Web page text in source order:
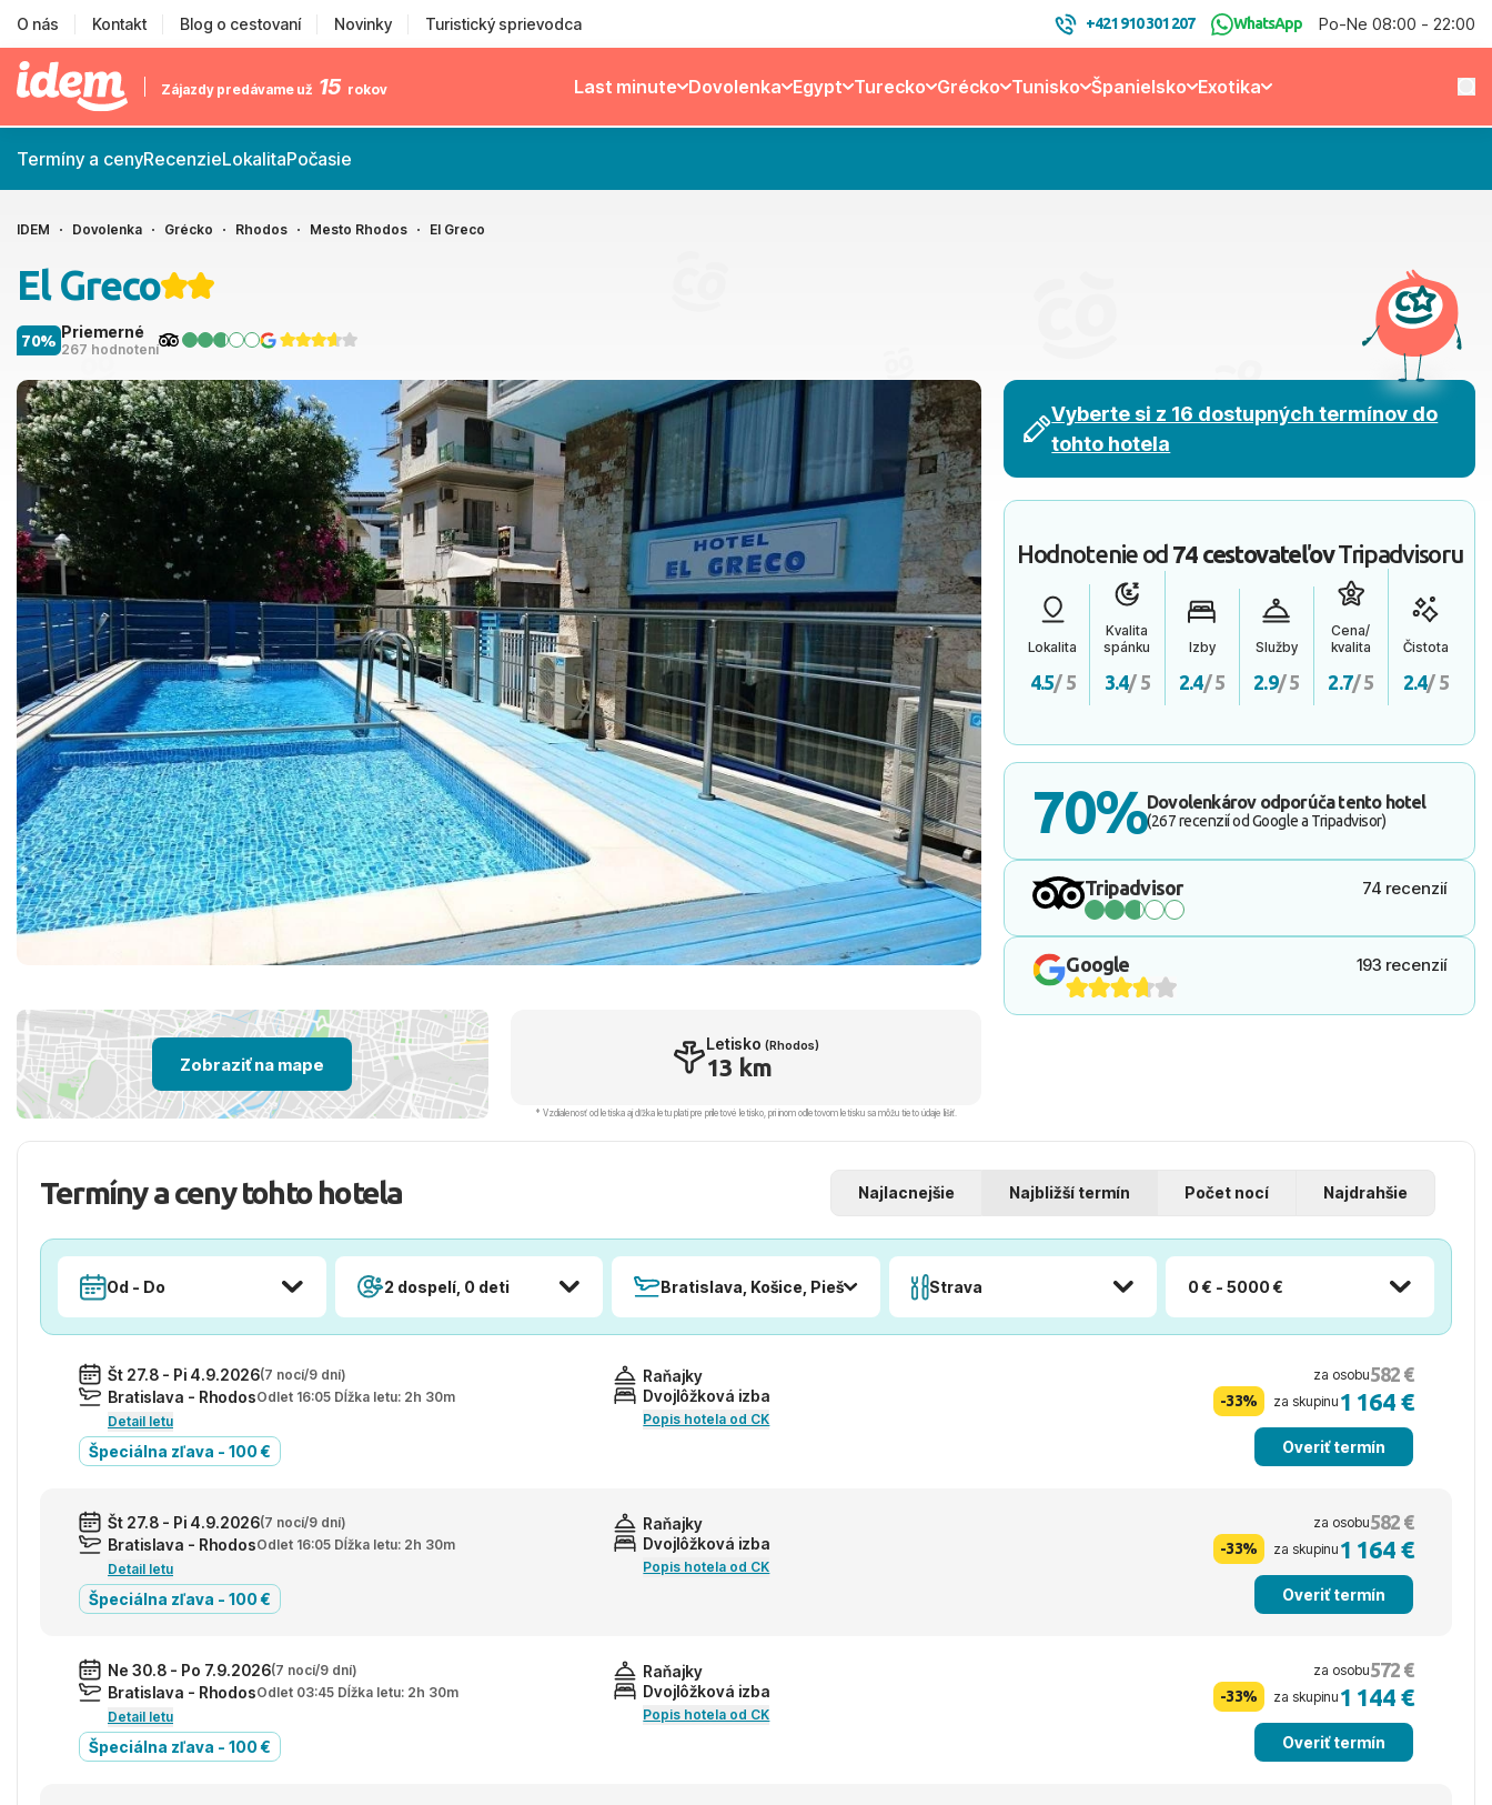
O nás Kontakt Blog o cestovaní Novinky Turistický sprievodca +421 910 301 207 WhatsApp Po-Ne 08:00 - 22:00
Zájazdy predávame už 15 rokov Last minute Dovolenka Egypt Turecko Grécko Tunisko Španielsko Exotika
Termíny a cenyRecenzieLokalitaPočasie
IDEM Dovolenka Grécko Rhodos Mesto Rhodos El Greco
El Greco
Priemerné
267 hodnotení
70%
Vyberte si z 16 dostupných termínov do
tohto hotela
Hodnotenie od 74 cestovateľovTripadvisoru
Lokalita
4.5/ 5
Kvalita
spánku
3.4/ 5
Izby
2.4/ 5
Služby
2.9/ 5
Cena/
kvalita
2.7/ 5
Čistota
2.4/ 5
70%Dovolenkárov odporúča tento hotel
(267 recenzií od Google a Tripadvisor)
Tripadvisor 74 recenzií
Google 193 recenzií
Zobraziť na mape
Letisko (Rhodos)
13 km
* Vzdialenosť od letiska aj dľžka letu platí pre príletové letisko, pri inom odletovom letisku sa môžu tieto údaje líšiť.
Termíny a ceny tohto hotela Najlacnejšie Najbližší termín Počet nocí Najdrahšie
Od - Do 2 dospelí, 0 deti Bratislava, Košice, Piešťany, PopradStrava 0 € - 5000 €
Št 27.8 - Pi 4.9.2026(7 nocí/9 dní)
Bratislava - RhodosOdlet 16:05 Dĺžka letu: 2h 30m
Detail letu
Raňajky
Dvojlôžková izba
Popis hotela od CK
Špeciálna zľava - 100 €
za osobu582 €
-33% za skupinu 1 164 €
Overiť termín
Št 27.8 - Pi 4.9.2026(7 nocí/9 dní)
Bratislava - RhodosOdlet 16:05 Dĺžka letu: 2h 30m
Detail letu
Raňajky
Dvojlôžková izba
Popis hotela od CK
Špeciálna zľava - 100 €
za osobu582 €
-33% za skupinu 1 164 €
Overiť termín
Ne 30.8 - Po 7.9.2026(7 nocí/9 dní)
Bratislava - RhodosOdlet 03:45 Dĺžka letu: 2h 30m
Detail letu
Raňajky
Dvojlôžková izba
Popis hotela od CK
Špeciálna zľava - 100 €
za osobu572 €
-33% za skupinu 1 144 €
Overiť termín